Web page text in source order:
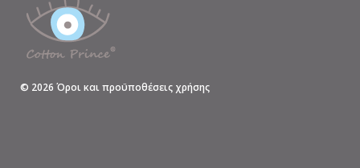
© 2026 Όροι και προϋποθέσεις χρήσης